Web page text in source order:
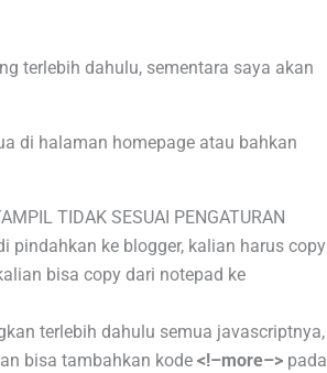
terlebih dahulu, sementara saya akan
di halaman homepage atau bahkan
TIDAK SESUAI PENGATURAN
pindahkan ke blogger, kalian harus copy
bisa copy dari notepad ke
terlebih dahulu semua javascriptnya,
bisa tambahkan kode <!–more–> pada